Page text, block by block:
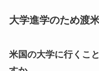
大学進学のため渡
米国の大学に行くこ